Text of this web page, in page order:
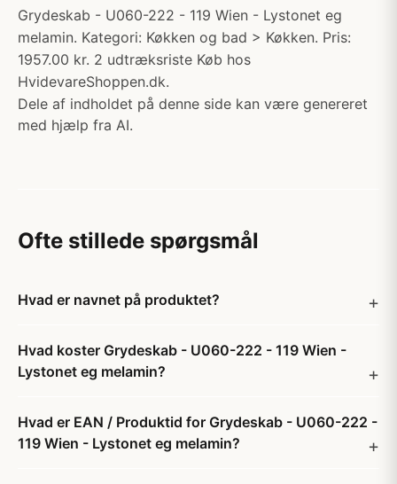
Grydeskab - U060-222 - 119 Wien - Lystonet eg
melamin. Kategori: Køkken og bad > Køkken. Pris:
1957.00 kr. 2 udtræksriste Køb hos
HvidevareShoppen.dk.
Dele af indholdet på denne side kan være genereret
med hjælp fra AI.
Ofte stillede spørgsmål
Hvad er navnet på produktet?
Hvad koster Grydeskab - U060-222 - 119 Wien -
Lystonet eg melamin?
Hvad er EAN / Produktid for Grydeskab - U060-222 -
119 Wien - Lystonet eg melamin?